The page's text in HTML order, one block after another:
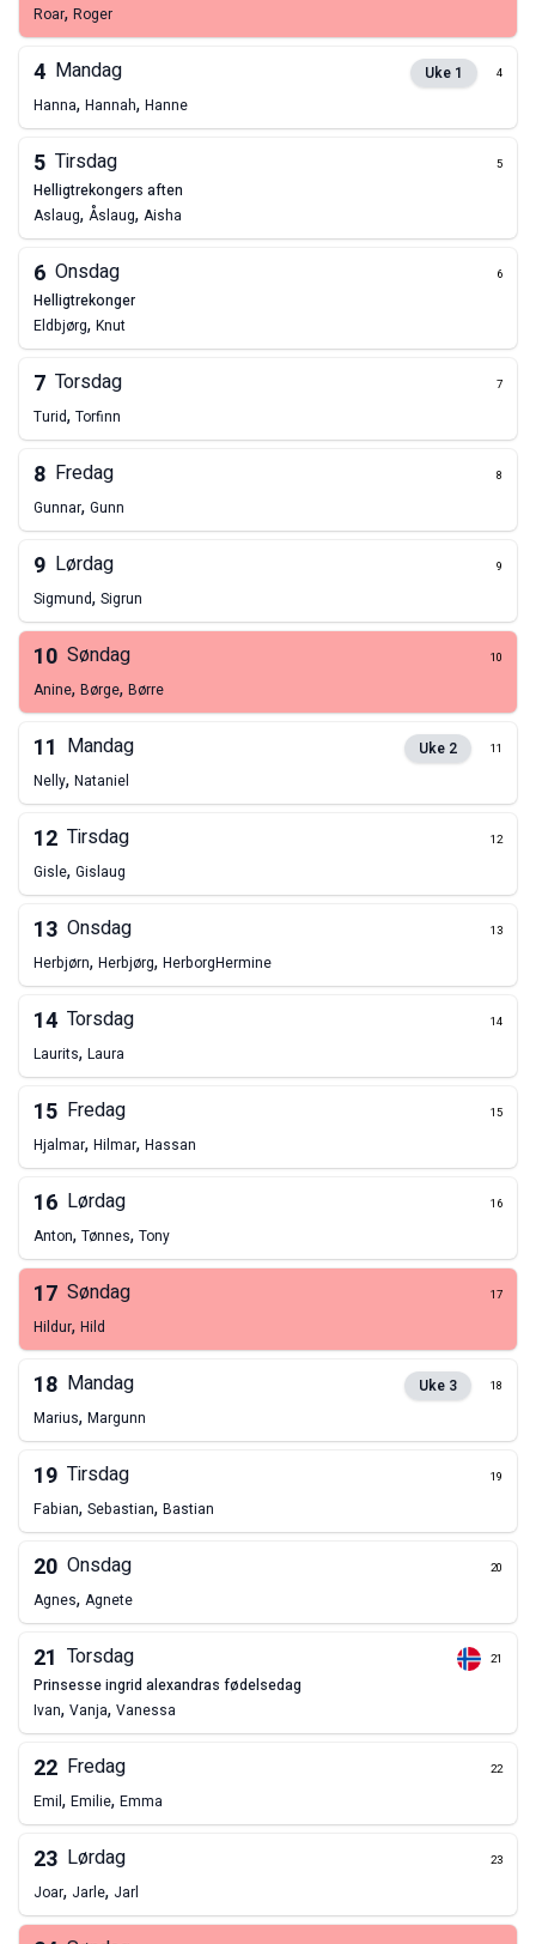
Roar, Roger
4 Mandag Uke 1 4
Hanna, Hannah, Hanne
5 Tirsdag 5
helligtrekongers aften
Aslaug, Åslaug, Aisha
6 Onsdag 6
helligtrekonger
Eldbjørg, Knut
7 Torsdag 7
Turid, Torfinn
8 Fredag 8
Gunnar, Gunn
9 Lørdag 9
Sigmund, Sigrun
10 Søndag 10
Anine, Børge, Børre
11 Mandag Uke 2 11
Nelly, Nataniel
12 Tirsdag 12
Gisle, Gislaug
13 Onsdag 13
Herbjørn, Herbjørg, HerborgHermine
14 Torsdag 14
Laurits, Laura
15 Fredag 15
Hjalmar, Hilmar, Hassan
16 Lørdag 16
Anton, Tønnes, Tony
17 Søndag 17
Hildur, Hild
18 Mandag Uke 3 18
Marius, Margunn
19 Tirsdag 19
Fabian, Sebastian, Bastian
20 Onsdag 20
Agnes, Agnete
21 Torsdag 21
prinsesse ingrid alexandras fødelsedag
Ivan, Vanja, Vanessa
22 Fredag 22
Emil, Emilie, Emma
23 Lørdag 23
Joar, Jarle, Jarl